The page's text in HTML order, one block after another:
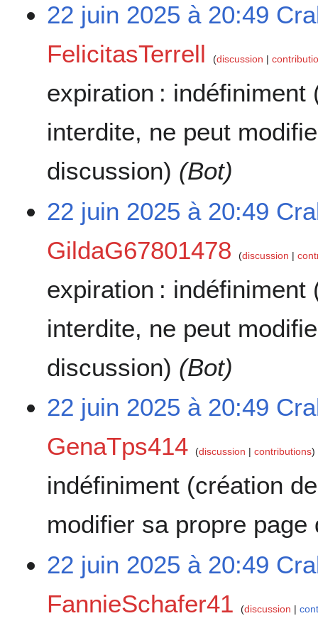
22 juin 2025 à 20:49
FelicitasTerrell
discussion
expiration : indéfiniment
interdite, ne peut
discussion) (Bot)
22 juin 2025 à 20:49
GildaG67801478
discussion
expiration : indéfiniment
interdite, ne peut
discussion) (Bot)
22 juin 2025 à 20:49
GenaTps414
discussion contributions
indéfiniment (création
modifier sa propre
22 juin 2025 à 20:49
FannieSchafer41
discussion